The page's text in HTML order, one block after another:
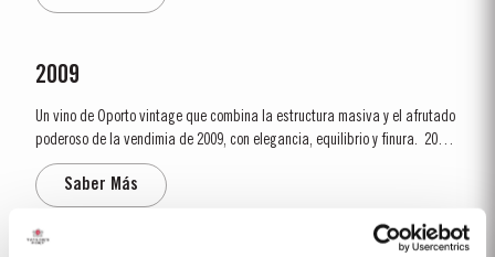
añada y alcanzan la...
2009
Un vino de Oporto vintage que combina la estructura masiva y el afrutado
poderoso de la vendimia de 2009, con elegancia, equilibrio y finura. 2009
será recordado como un año de rendimientos muy bajos. Esto fue en parte
debido a la pequeña cantidad de fruta y también al efecto de la
temporada de...
Saber Más